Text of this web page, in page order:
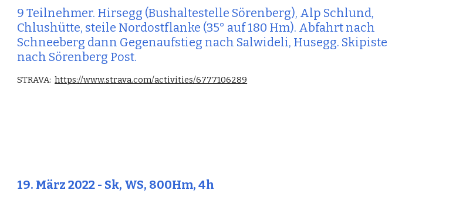
9 Teilnehmer. Hirsegg (Bushaltestelle Sörenberg), Alp Schlund,
Chlushütte, steile Nordostflanke (35° auf 180 Hm). Abfahrt nach
Schneeberg dann Gegenaufstieg nach Salwideli, Husegg. Skipiste
nach Sörenberg Post.
STRAVA: https://www.strava.com/activities/6777106289
19. März 2022 - Sk, WS, 800Hm, 4h